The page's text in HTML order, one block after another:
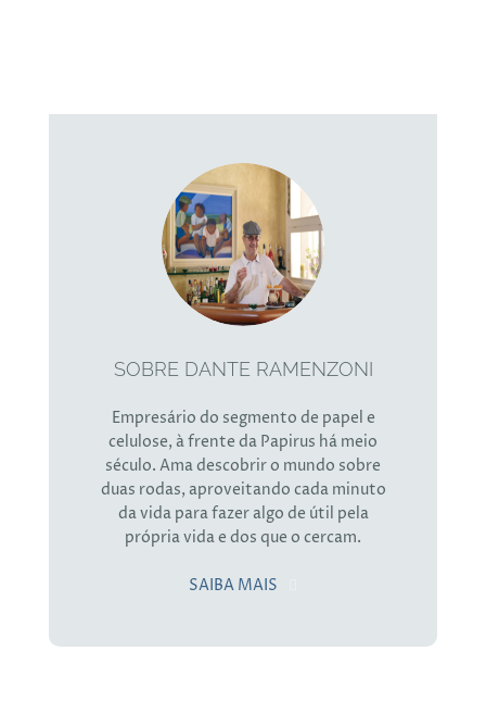
SOBRE DANTE RAMENZONI
Empresário do segmento de papel e
celulose, à frente da Papirus há meio
século. Ama descobrir o mundo sobre
duas rodas, aproveitando cada minuto
da vida para fazer algo de útil pela
própria vida e dos que o cercam.
SAIBA MAIS